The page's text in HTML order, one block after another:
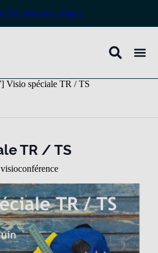
l’adhésion anticipée
Visio spéciale TR / TS
TR / TS